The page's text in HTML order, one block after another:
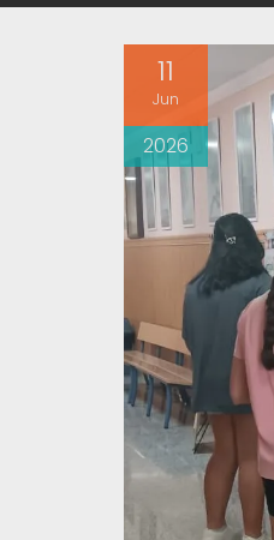
11
Jun
2026